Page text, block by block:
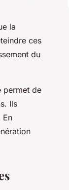
la
ces
du
permet de
Ils
En